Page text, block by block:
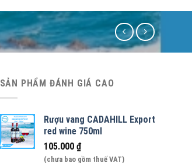
SẢN PHẨM ĐÁNH GIÁ CAO
Rượu vang CADAHILL Export
red wine 750ml
105.000 ₫
(chưa bao gồm thuế VAT)